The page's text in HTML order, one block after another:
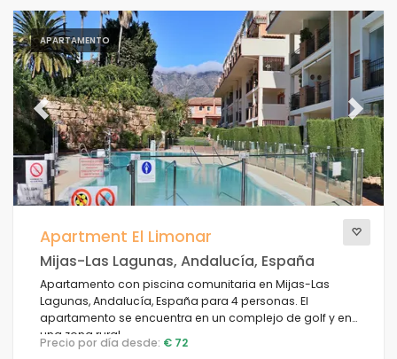
APARTAMENTO
Previous Next
Apartment El Limonar
Mijas-Las Lagunas, Andalucía, España
Apartamento con piscina comunitaria en Mijas-Las
Lagunas, Andalucía, España para 4 personas. El
apartamento se encuentra en un complejo de golf y en
una zona rural.
Precio por día desde: € 72